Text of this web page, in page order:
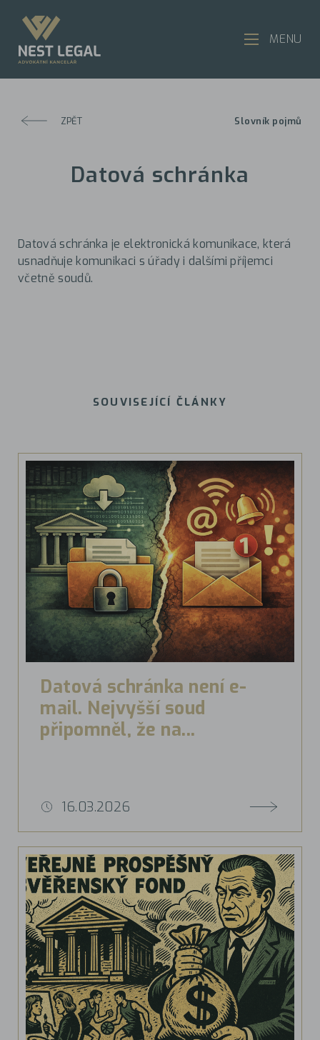
ZPĚT Slovník pojmů
Datová schránka
Datová schránka je elektronická komunikace, která
usnadňuje komunikaci s úřady i dalšími příjemci
včetně soudů.
SOUVISEJÍCÍ ČLÁNKY
Datová schránka není e-
mail. Nejvyšší soud
připomněl, že na...
16.03.2026
MENU